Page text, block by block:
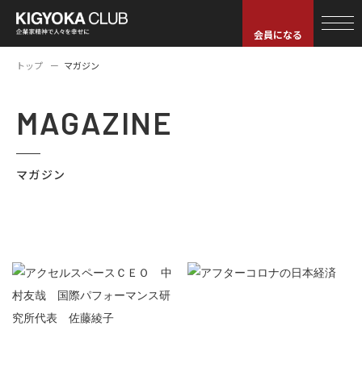
会員になる
トップ マガジン
MAGAZINE
マガジン